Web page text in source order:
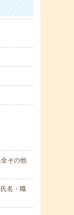
その他
名・職